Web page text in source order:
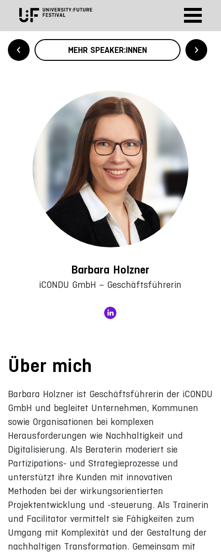
MEHR SPEAKER:INNEN
Barbara Holzner
iCONDU GmbH – Geschäftsführerin
Über mich
Barbara Holzner ist Geschäftsführerin der iCONDU
GmbH und begleitet Unternehmen, Kommunen
sowie Organisationen bei komplexen
Herausforderungen wie Nachhaltigkeit und
Digitalisierung. Als Beraterin moderiert sie
Partizipations- und Strategieprozesse und
unterstützt ihre Kunden mit innovativen
Methoden bei der wirkungsorientierten
Projektentwicklung und -steuerung. Als Trainerin
und Facilitator vermittelt sie Fähigkeiten zum
Umgang mit Komplexität und der Gestaltung der
nachhaltigen Transformation. Gemeinsam mit